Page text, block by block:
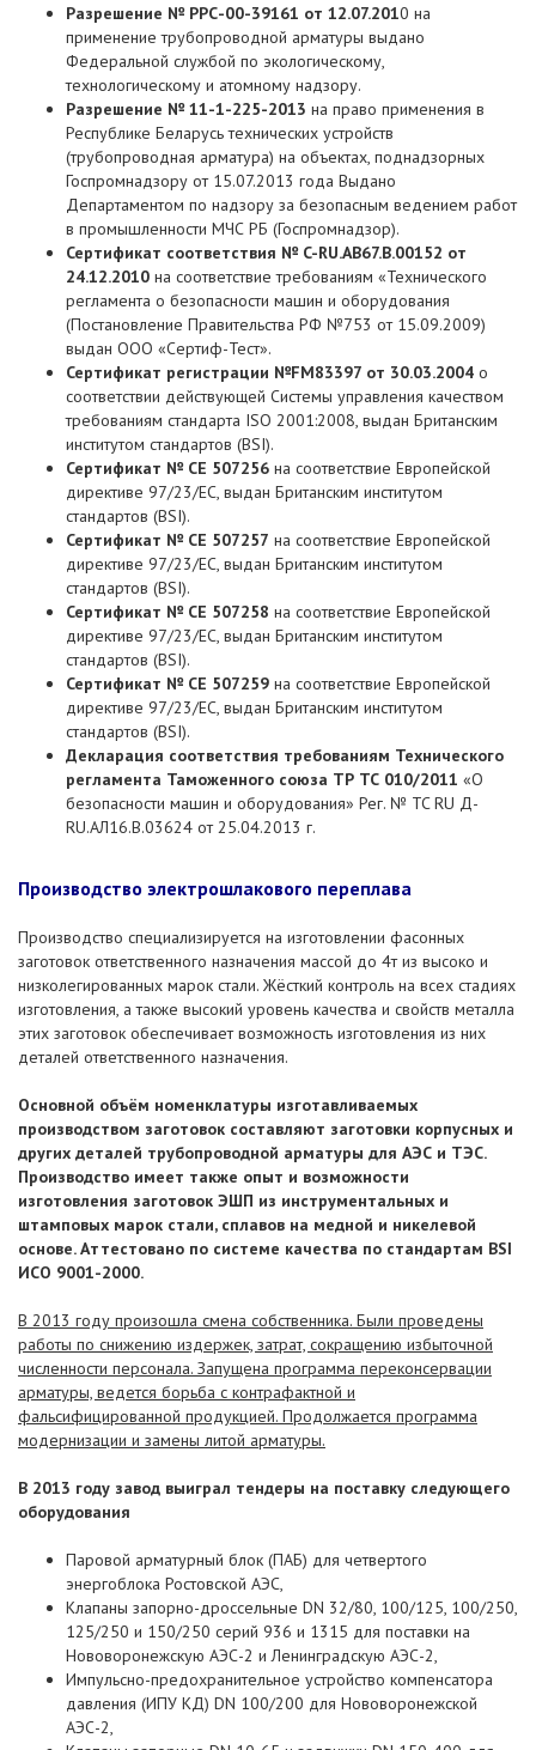
Разрешение № РРС-00-39161 от 12.07.2010 на
применение трубопроводной арматуры выдано
Федеральной службой по экологическому,
технологическому и атомному надзору.
Разрешение № 11-1-225-2013 на право применения в
Республике Беларусь технических устройств
(трубопроводная арматура) на объектах, поднадзорных
Госпромнадзору от 15.07.2013 года Выдано
Департаментом по надзору за безопасным ведением работ
в промышленности МЧС РБ (Госпромнадзор).
Сертификат соответствия № C-RU.AB67.B.00152 от
24.12.2010 на соответствие требованиям «Технического
регламента о безопасности машин и оборудования
(Постановление Правительства РФ №753 от 15.09.2009)
выдан ООО «Сертиф-Тест».
Сертификат регистрации №FM83397 от 30.03.2004 о
соответствии действующей Системы управления качеством
требованиям стандарта ISO 2001:2008, выдан Британским
институтом стандартов (BSI).
Сертификат № СЕ 507256 на соответствие Европейской
директиве 97/23/ЕС, выдан Британским институтом
стандартов (BSI).
Сертификат № СЕ 507257 на соответствие Европейской
директиве 97/23/ЕС, выдан Британским институтом
стандартов (BSI).
Сертификат № СЕ 507258 на соответствие Европейской
директиве 97/23/ЕС, выдан Британским институтом
стандартов (BSI).
Сертификат № СЕ 507259 на соответствие Европейской
директиве 97/23/ЕС, выдан Британским институтом
стандартов (BSI).
Декларация соответствия требованиям Технического
регламента Таможенного союза ТР ТС 010/2011 «О
безопасности машин и оборудования» Рег. № TC RU Д-
RU.АЛ16.В.03624 от 25.04.2013 г.
Производство электрошлакового переплава
Производство специализируется на изготовлении фасонных
заготовок ответственного назначения массой до 4т из высоко и
низколегированных марок стали. Жёсткий контроль на всех стадиях
изготовления, а также высокий уровень качества и свойств металла
этих заготовок обеспечивает возможность изготовления из них
деталей ответственного назначения.
Основной объём номенклатуры изготавливаемых
производством заготовок составляют заготовки корпусных и
других деталей трубопроводной арматуры для АЭС и ТЭС.
Производство имеет также опыт и возможности
изготовления заготовок ЭШП из инструментальных и
штамповых марок стали, сплавов на медной и никелевой
основе. Аттестовано по системе качества по стандартам BSI
ИСО 9001-2000.
В 2013 году произошла смена собственника. Были проведены
работы по снижению издержек, затрат, сокращению избыточной
численности персонала. Запущена программа переконсервации
арматуры, ведется борьба с контрафактной и
фальсифицированной продукцией. Продолжается программа
модернизации и замены литой арматуры.
В 2013 году завод выиграл тендеры на поставку следующего
оборудования
Паровой арматурный блок (ПАБ) для четвертого
энергоблока Ростовской АЭС,
Клапаны запорно-дроссельные DN 32/80, 100/125, 100/250,
125/250 и 150/250 серий 936 и 1315 для поставки на
Нововоронежскую АЭС-2 и Ленинградскую АЭС-2,
Импульсно-предохранительное устройство компенсатора
давления (ИПУ КД) DN 100/200 для Нововоронежской
АЭС-2,